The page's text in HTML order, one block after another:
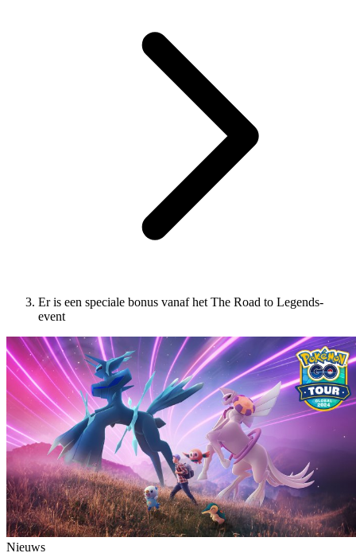
Er is een speciale bonus vanaf het The Road to Legends-
event
Nieuws